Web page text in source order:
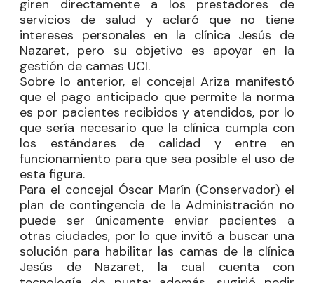
giren directamente a los prestadores de
servicios de salud y aclaró que no tiene
intereses personales en la clínica Jesús de
Nazaret, pero su objetivo es apoyar en la
gestión de camas UCI.
Sobre lo anterior, el concejal Ariza manifestó
que el pago anticipado que permite la norma
es por pacientes recibidos y atendidos, por lo
que sería necesario que la clínica cumpla con
los estándares de calidad y entre en
funcionamiento para que sea posible el uso de
esta figura.
Para el concejal Óscar Marín (Conservador) el
plan de contingencia de la Administración no
puede ser únicamente enviar pacientes a
otras ciudades, por lo que invitó a buscar una
solución para habilitar las camas de la clínica
Jesús de Nazaret, la cual cuenta con